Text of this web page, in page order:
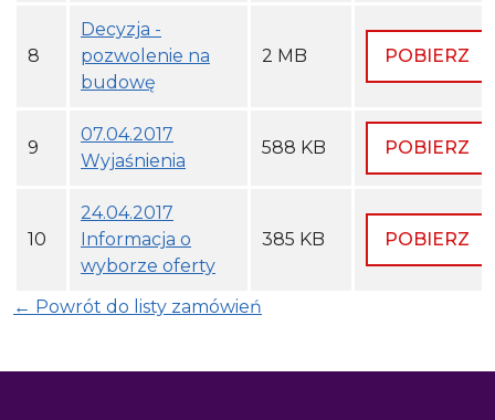
8
Decyzja -
pozwolenie na
budowę
2 MB POBIERZ
9
07.04.2017
Wyjaśnienia
588 KB POBIERZ
10
24.04.2017
Informacja o
wyborze oferty
385 KB POBIERZ
← Powrót do listy zamówień